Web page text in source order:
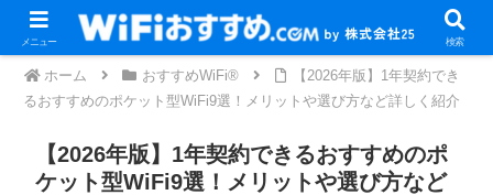
ホーム おすすめWiFi®
【2026年版】1年契約でき
るおすすめのポケット型WiFi9選！メリットや選び方など詳しく紹介
【2026年版】1年契約できるおすすめのポ
ケット型WiFi9選！メリットや選び方など
メニュー 検索